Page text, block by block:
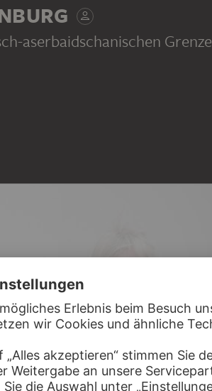
aserbaidschanischen Grenze